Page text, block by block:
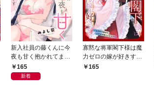
新入社員の藤くんに今
夜も甘く抱かれてます
［ばら売り］ 第1話
165
新着
寡黙な将軍閣下様は魔
力ゼロの嫁が好きすぎ
る～なぜか旦那様の心
165